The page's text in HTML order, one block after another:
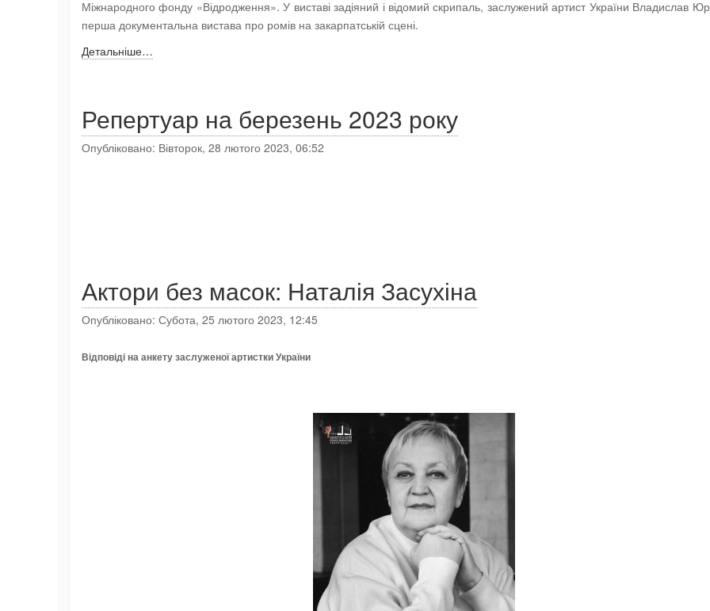
Міжнародного фонду «Відродження». У виставі задіяний і відомий скрипаль, заслужений артист України Владислав
перша документальна вистава про ромів на закарпатській сцені.
Детальніше…
Репертуар на березень 2023 року
Опубліковано: Вівторок, 28 лютого 2023, 06:52
Актори без масок: Наталія Засухіна
Опубліковано: Субота, 25 лютого 2023, 12:45
Відповіді на анкету заслуженоїартисткиУкраїни